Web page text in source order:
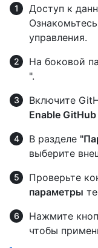
Доступ к
Ознакомьтесь
управления.
На боковой
".
Включите
Enable
В разделе
выберите
Проверьте
параметры
Нажмите
чтобы